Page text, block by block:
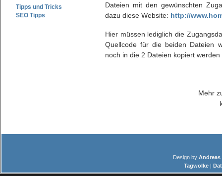
Tipps und Tricks
SEO Tipps
Dateien mit den gewünschten
dazu diese Website: http://
Hier müssen lediglich die
Quellcode für die beiden Dateien
noch in die 2 Dateien kopiert
Mehr
Design by Andreas
Tagwolke